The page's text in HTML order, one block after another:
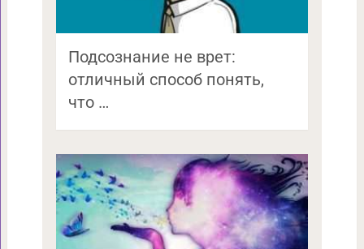
Подсознание не врет:
отличный способ понять,
что …